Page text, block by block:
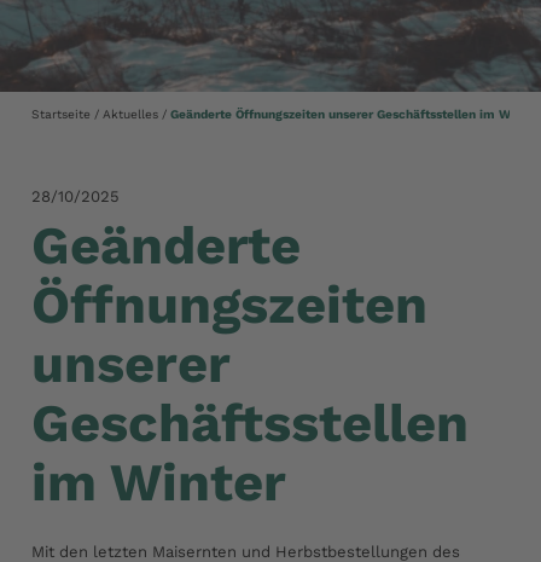
Startseite Aktuelles Geänderte Öffnungszeiten unserer Geschäftsstellen im Winter
28/10/2025
Geänderte
Öffnungszeiten
unserer
Geschäftsstellen
im Winter
Mit den letzten Maisernten und Herbstbestellungen des